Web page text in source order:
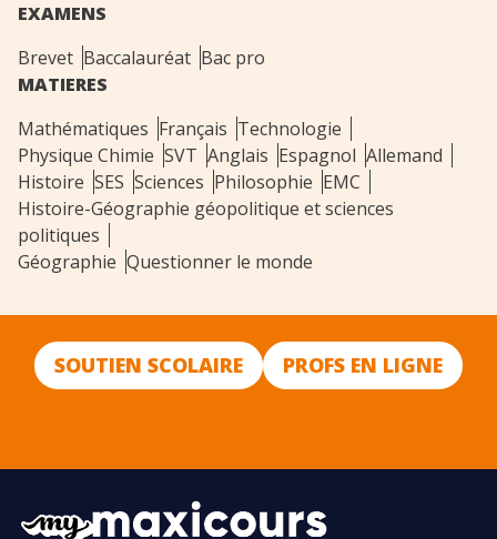
EXAMENS
Brevet Baccalauréat Bac pro
MATIERES
Mathématiques Français Technologie
Physique Chimie SVT Anglais Espagnol Allemand
Histoire SES Sciences Philosophie EMC
Histoire-Géographie géopolitique et sciences
politiques
Géographie Questionner le monde
SOUTIEN SCOLAIRE PROFS EN LIGNE